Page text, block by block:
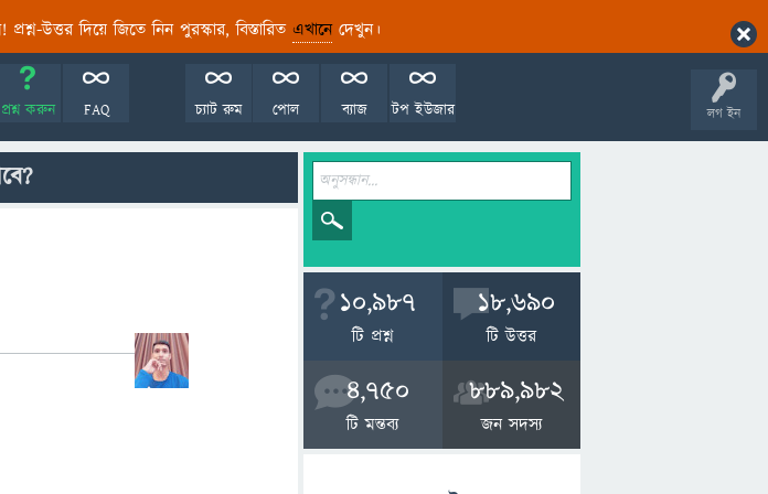
উত্তর দিয়ে জিতে নিন পুরস্কার, বিস্তারিত এখানেদেখুন।
লগ ইন
প্রশ্ন করুন FAQ টপ ইউজার
ব্যাজ
পোল
চ্যাট রুম
10,987
টি প্রশ্ন
18,690
টি উত্তর
4,750
টি মন্তব্য
889,982
জন সদস্য